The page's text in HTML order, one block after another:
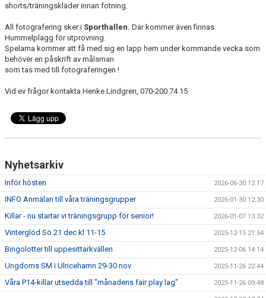
SPONSORER
DOKUMENT
shorts/träningskläder innan fotning.
All fotografering sker i Sporthallen. Där kommer även finnas
Hummelplagg för utprovning.
Spelarna kommer att få med sig en lapp hem under kommande vecka som
behöver en påskrift av målsman
som tas med till fotograferingen !
Vid ev frågor kontakta Henke Lindgren, 070-200 74 15
Nyhetsarkiv
Inför hösten 2026-06-30 12:17
INFO Anmälan till våra träningsgrupper 2026-01-30 12:30
Killar - nu startar vi träningsgrupp för senior! 2026-01-07 13:32
Vinterglöd Sö 21 dec kl 11-15 2025-12-15 21:54
Bingolotter till uppesittarkvällen 2025-12-06 14:14
Ungdoms SM i Ulricehamn 29-30 nov 2025-11-26 22:44
Våra P14-killar utsedda till "månadens fair play lag" 2025-11-26 09:48